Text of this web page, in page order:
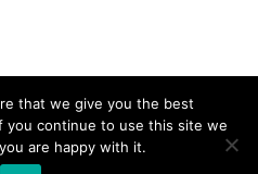
Nr 66 w Krakowie, All rights
that we give you the best
you continue to use this site we
are happy with it.